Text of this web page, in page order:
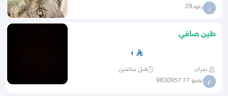
ر رغود29
طين صافي
1
نجران قبل ساعتين
ع عضو 77 9830957